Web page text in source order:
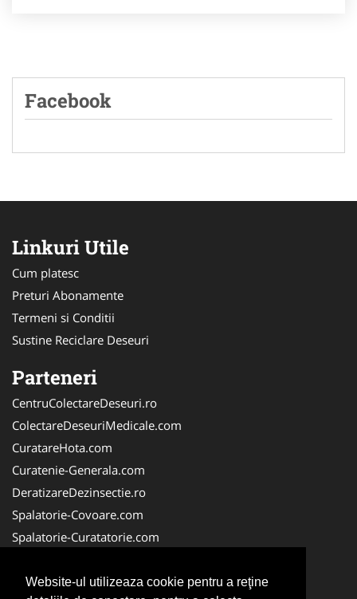
Website-ul utilizeaza cookie pentru a reţine
Facebook
Linkuri Utile
Cum platesc
Preturi Abonamente
Termeni si Conditii
Sustine Reciclare Deseuri
Parteneri
CentruColectareDeseuri.ro
ColectareDeseuriMedicale.com
CuratareHota.com
Curatenie-Generala.com
DeratizareDezinsectie.ro
Spalatorie-Covoare.com
Spalatorie-Curatatorie.com
FirmaDeratizare.ro